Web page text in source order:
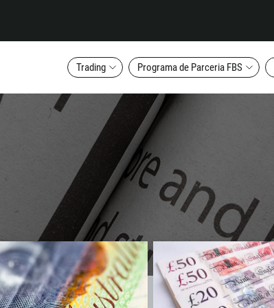
Trading Programa de Parceria FBS